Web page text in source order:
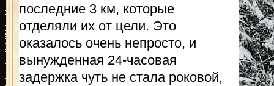
последние 3 км, которые
отделяли их от цели. Это
оказалось очень непросто, и
вынужденная 24-часовая
задержка чуть не стала роковой,